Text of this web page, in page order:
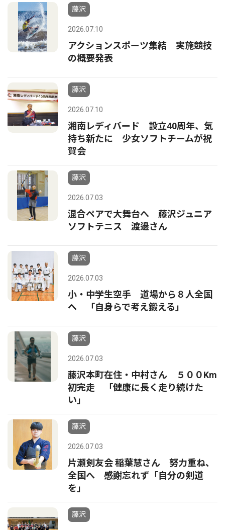
藤沢
2026.07.10
アクションスポーツ集結 実施競技
の概要発表
藤沢
2026.07.10
湘南レディバード 設立40周年、気
持ち新たに 少女ソフトチームが祝
賀会
藤沢
2026.07.03
混合ペアで大舞台へ 藤沢ジュニア
ソフトテニス 渡邊さん
藤沢
2026.07.03
小・中学生空手 道場から８人全国
へ 「自身らで考え鍛える」
藤沢
2026.07.03
藤沢本町在住・中村さん ５００Km
初完走 「健康に長く走り続けた
い」
藤沢
2026.07.03
片瀬剣友会 稲葉慧さん 努力重ね、
全国へ 感謝忘れず「自分の剣道
を」
藤沢